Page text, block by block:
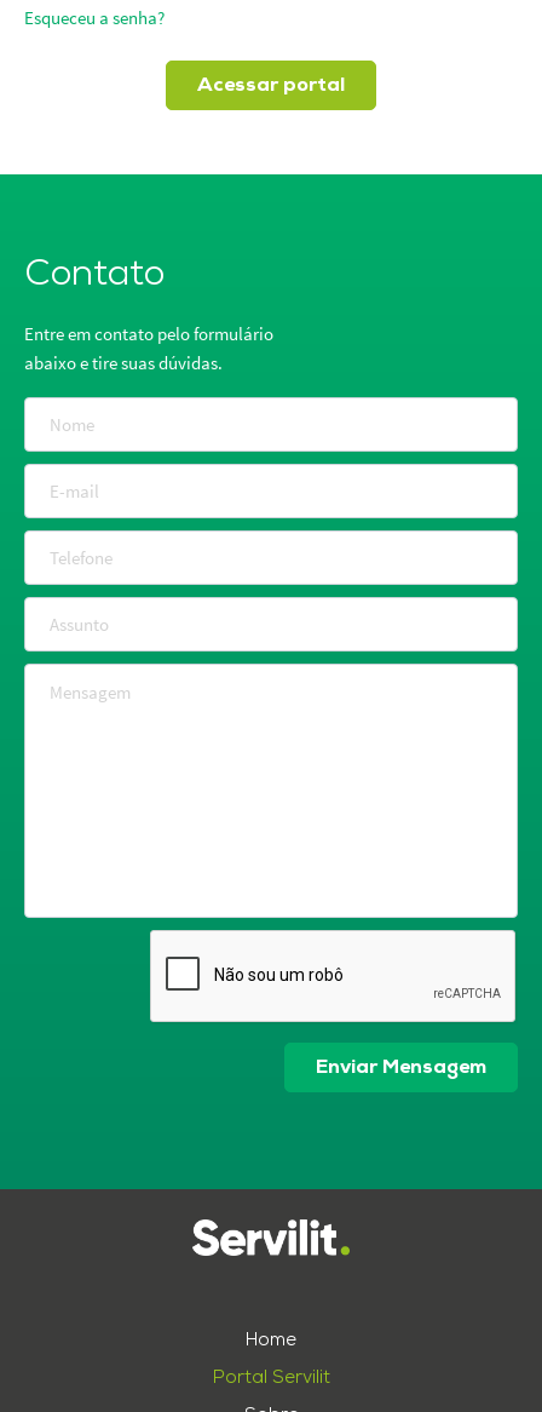
Esqueceu a senha?
Acessar portal
Contato
Entre em contato pelo formulário
abaixo e tire suas dúvidas.
Nome
E-mail
Telefone
Assunto
Mensagem
Enviar Mensagem
Home
Portal Servilit